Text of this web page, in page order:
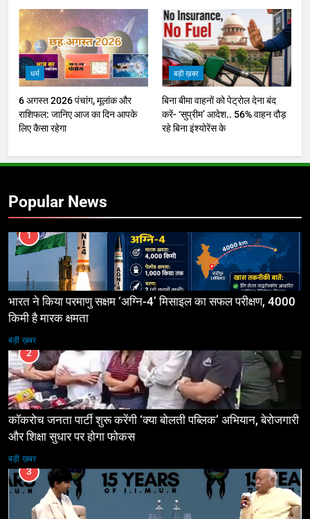
धर्म
6 अगस्त 2026 पंचांग, मूलांक और
राशिफल: जानिए आज का दिन आपके
लिए कैसा रहेगा
बड़ी ख़बर
बिना बीमा वाहनों को पेट्राेल देना बंद
करें- ‘सुप्रीम’ आदेश.. 56% वाहन दौड़
रहे बिना इंश्योरेंस के
Popular News
1
भारत ने किया परमाणु सक्षम ‘अग्नि-4’ मिसाइल का सफल परीक्षण, 4000
किमी है मारक क्षमता
बड़ी ख़बर
2
कॉकरोच जनता पार्टी शुरू करेंगी ‘क्या बोलती पब्लिक’ अभियान, बेरोजगारी
और शिक्षा सुधार पर होगा फोकस
बड़ी ख़बर
3